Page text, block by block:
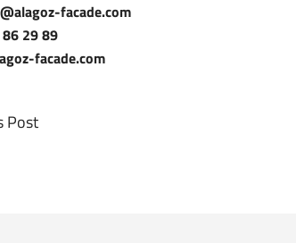
facade.com
29 89
facade.com
Post